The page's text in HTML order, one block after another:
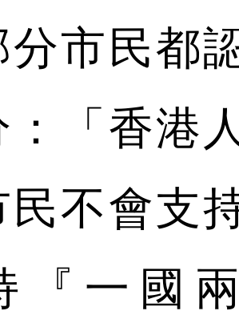
分市民都
：「香港
民不會支
『一國